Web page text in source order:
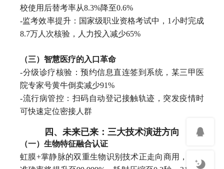
校使用后替考率从8.3%降至0.6%
-监考效率提升：国家级职业资格考试中，1小时完成
8.7万人次核验，人力投入减少65%
（三）智慧医疗的入口革命
-分级诊疗核验：预约信息直连签到系统，某三甲医
院专家号黄牛倒卖减少91%
-流行病管控：扫码自动登记接触轨迹，突发疫情时
可快速定位密接人群
四、未来已来：三大技术演进方向
（一）生物特征融合认证
虹膜+掌静脉的双重生物识别技术正走向商用，核验